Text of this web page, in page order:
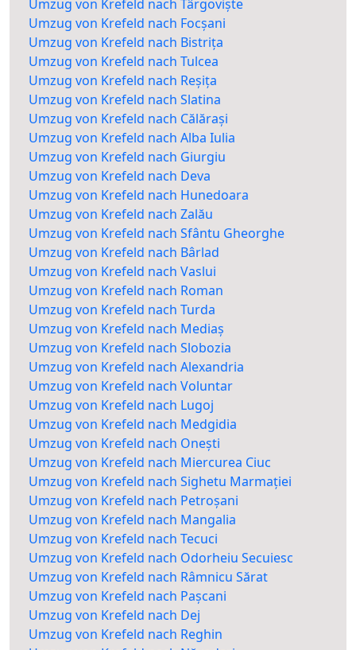
Umzug von Krefeld nach Târgoviște
Umzug von Krefeld nach Focșani
Umzug von Krefeld nach Bistrița
Umzug von Krefeld nach Tulcea
Umzug von Krefeld nach Reșița
Umzug von Krefeld nach Slatina
Umzug von Krefeld nach Călărași
Umzug von Krefeld nach Alba Iulia
Umzug von Krefeld nach Giurgiu
Umzug von Krefeld nach Deva
Umzug von Krefeld nach Hunedoara
Umzug von Krefeld nach Zalău
Umzug von Krefeld nach Sfântu Gheorghe
Umzug von Krefeld nach Bârlad
Umzug von Krefeld nach Vaslui
Umzug von Krefeld nach Roman
Umzug von Krefeld nach Turda
Umzug von Krefeld nach Mediaș
Umzug von Krefeld nach Slobozia
Umzug von Krefeld nach Alexandria
Umzug von Krefeld nach Voluntar
Umzug von Krefeld nach Lugoj
Umzug von Krefeld nach Medgidia
Umzug von Krefeld nach Onești
Umzug von Krefeld nach Miercurea Ciuc
Umzug von Krefeld nach Sighetu Marmației
Umzug von Krefeld nach Petroșani
Umzug von Krefeld nach Mangalia
Umzug von Krefeld nach Tecuci
Umzug von Krefeld nach Odorheiu Secuiesc
Umzug von Krefeld nach Râmnicu Sărat
Umzug von Krefeld nach Pașcani
Umzug von Krefeld nach Dej
Umzug von Krefeld nach Reghin